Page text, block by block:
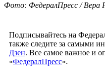
Фото: ФедералПресс / Вера
Подписывайтесь на
также следите за самыми
Дзен. Все самое важное и
«ФедералПресс».